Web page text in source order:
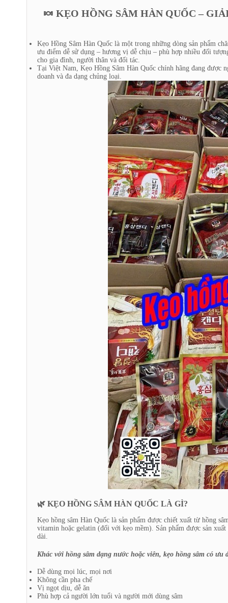
🍬 KẸO HỒNG SÂM HÀN QUỐC –
Kẹo Hồng Sâm Hàn Quốc là một trong những dòng sản phẩm
ưu điểm dễ sử dụng – hương vị dễ chịu – phù hợp nhiều đối
cho gia đình, người thân và đối tác.
Tại Việt Nam, Kẹo Hồng Sâm Hàn Quốc chính hãng đang được
doanh và đa dạng chủng loại.
🌿 KẸO HỒNG SÂM HÀN QUỐC LÀ GÌ?
Kẹo hồng sâm Hàn Quốc là sản phẩm được chiết xuất từ hồng
vitamin hoặc gelatin (đối với kẹo mềm). Sản phẩm được sản
dài.
Khác với hồng sâm dạng nước hoặc viên, kẹo hồng sâm có ưu
Dễ dùng mọi lúc, mọi nơi
Không cần pha chế
Vị ngọt dịu, dễ ăn
Phù hợp cả người lớn tuổi và người mới dùng sâm